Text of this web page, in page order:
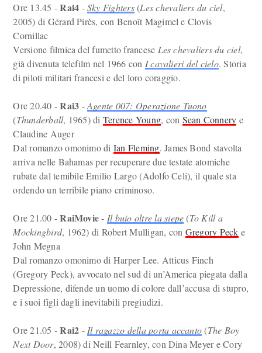
Ore 13.45 -Rai4 -Sky Fighters(Les chevaliers du ciel,
2005) di Gérard Pirès, con Benoît Magimel e Clovis
Cornillac
Versione filmica del fumetto francese Les chevaliers du ciel,
già divenuta telefilm nel 1966 con I cavalieri del cielo. Storia
di piloti militari francesi e del loro coraggio.
Ore 20.40 -Rai3 -Agente 007: Operazione Tuono
(Thunderball, 1965) di Terence Young, con Sean Connery e
Claudine Auger
Dal romanzo omonimo di Ian Fleming. James Bond stavolta
arriva nelle Bahamas per recuperare due testate atomiche
rubate dal temibile Emilio Largo (Adolfo Celi), il quale sta
ordendo un terribile piano criminoso.
Ore 21.00 -RaiMovie- Il buio oltre la siepe(To Kill a
Mockingbird, 1962) di Robert Mulligan, con Gregory Peck e
John Megna
Dal romanzo omonimo di Harper Lee. Atticus Finch
(Gregory Peck), avvocato nel sud di un’America piegata dalla
Depressione, difende un uomo di colore dall’accusa di stupro,
e i suoi figli dagli inevitabili pregiudizi.
Ore 21.05 -Rai2 - Il ragazzo della porta accanto(The Boy
Next Door, 2008) di Neill Fearnley, con Dina Meyer e Cory